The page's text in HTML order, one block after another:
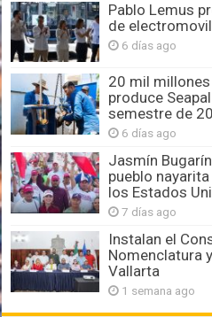
Pablo Lemus
de
6 días ago
20 mil
produce
semestre de
6 días ago
Jasmín
pueblo
los Estados
7 días ago
Instalan el
Nomenclatura
Vallarta
1 semana ago